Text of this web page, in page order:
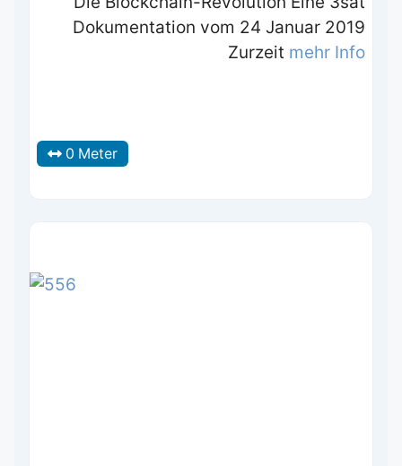
Dokumentation vom 24 Januar 2019
Zurzeit mehr Info
0 Meter